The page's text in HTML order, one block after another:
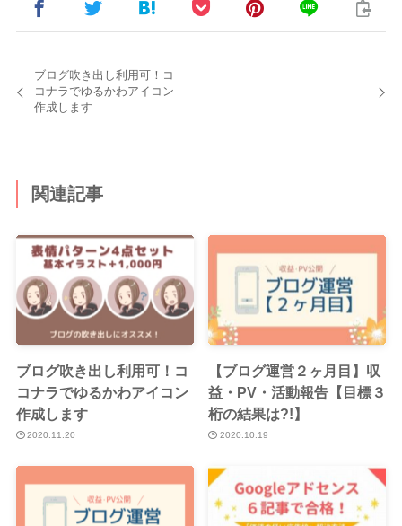
ブログ吹き出し利用可！コ
コナラでゆるかわアイコン
作成します
関連記事
ブログ吹き出し利用可！コ
コナラでゆるかわアイコン
作成します
2020.11.20
【ブログ運営２ヶ月目】収
益・PV・活動報告【目標３
桁の結果は?!】
2020.10.19